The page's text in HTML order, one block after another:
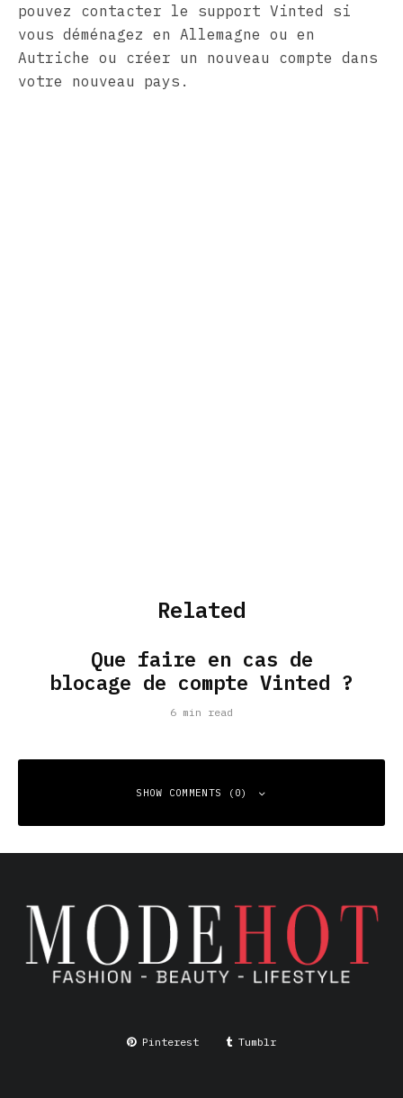
pouvez contacter le support Vinted si
vous déménagez en Allemagne ou en
Autriche ou créer un nouveau compte dans
votre nouveau pays.
Related
Que faire en cas de
blocage de compte Vinted ?
6 min read
SHOW COMMENTS (0)
Your email address will not be published.
Required fields
are marked *
Comment*
Pinterest Tumblr